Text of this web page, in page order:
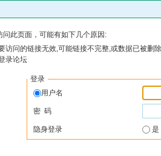
此页面，可能有如下几个原因:
访问的链接无效,可能链接不完整,或数据已被删
录论坛
登录
用户名
密 码
隐身登录